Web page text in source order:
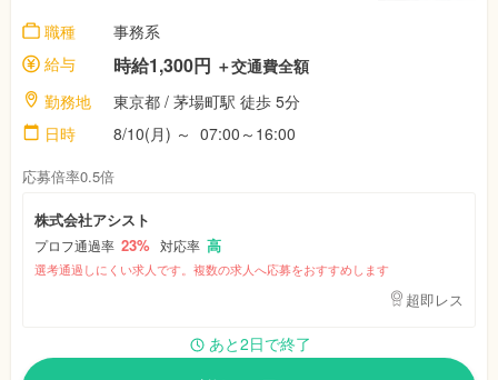
職種
事務系
給与
時給1,300円 ＋交通費全額
勤務地
東京都 / 茅場町駅 徒歩 5分
日時
8/10(月) ～ 07:00～16:00
応募倍率0.5倍
株式会社アシスト
プロフ通過率 23% 対応率 高
選考通過しにくい求人です。複数の求人へ応募をおすすめします
超即レス
あと2日で終了